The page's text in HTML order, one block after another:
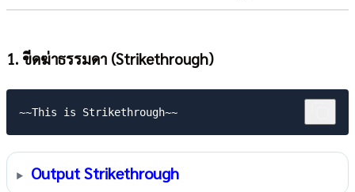
1. ขีดฆ่าธรรมดา (Strikethrough)
Output Strikethrough